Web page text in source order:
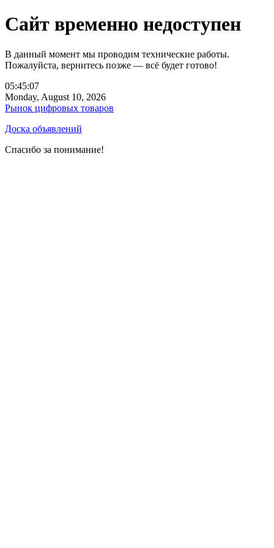
Сайт временно недоступен
В данный момент мы проводим технические работы.
Пожалуйста, вернитесь позже — всё будет готово!
05:45:07
Monday, August 10, 2026
Рынок цифровых товаров
Доска объявлений
Спасибо за понимание!